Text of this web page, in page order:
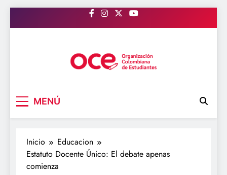
al
MENÚ
Inicio
Educacion
Estatuto Docente Único: El debate apenas
comienza